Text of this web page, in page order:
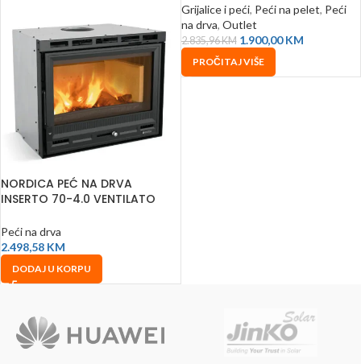
Grijalice i peći, Peći na pelet, Peći
na drva, Outlet
2.835,96KM 1.900,00KM
PROČITAJ VIŠE
NORDICA PEĆ NA DRVA
INSERTO 70-4.0 VENTILATO
Peći na drva
2.498,58 KM
DODAJ U KORPU